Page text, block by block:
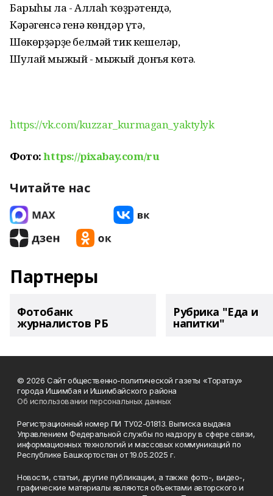
Барыһы ла - Аллаһ ҡөҙрәтендә,
Кәрәгенсә генә көндәр үтә,
Шөкөрҙәрҙе белмәй тик кешеләр,
Шулай мыжый - мыжый донъя көтә.
https://vk.com/kuzzar_kurmagan_yaktylyk
Фото:https://pixabay.com/ru
Читайте нас
Партнеры
Фотобанк
журналистов РБ
Рубрика "Еда и
напитки"
© 2026 Сайт общественно-политической газеты «Торатау»
города Ишимбая и Ишимбайского района
Об использовании персональных данных
Регистрационный номер ПИ ТУ02-01813. Выписка выдана
Управлением Федеральной службы по надзору в сфере связи,
информационных технологий и массовых коммуникаций по
Республике Башкортостан от 19.05.2025 г.
Новости, статьи, другие публикации, а также фото-, видео-,
графические материалы являются объектами авторского и